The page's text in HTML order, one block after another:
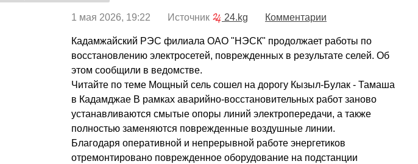
1 мая 2026, 19:22 Источник 24.kg Комментарии
Кадамжайский РЭС филиала ОАО "НЭСК" продолжает работы по
восстановлению электросетей, поврежденных в результате селей. Об
этом сообщили в ведомстве.
Читайте по теме Мощный сель сошел на дорогу Кызыл-Булак - Тамаша
в Кадамджае В рамках аварийно-восстановительных работ заново
устанавливаются смытые опоры линий электропередачи, а также
полностью заменяются поврежденные воздушные линии.
Благодаря оперативной и непрерывной работе энергетиков
отремонтировано поврежденное оборудование на подстанции